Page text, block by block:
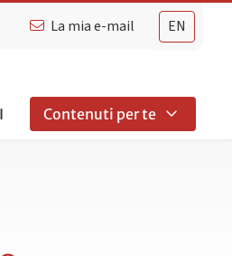
EN
La mia e-mail
Contenuti per te